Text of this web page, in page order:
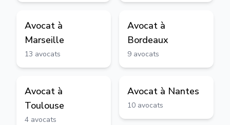
Avocat à
Marseille
13 avocats
Avocat à
Bordeaux
9 avocats
Avocat à
Toulouse
4 avocats
Avocat à Nantes
10 avocats